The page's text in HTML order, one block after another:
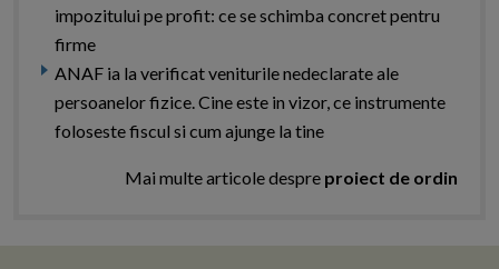
impozitului pe profit: ce se schimba concret pentru
firme
ANAF ia la verificat veniturile nedeclarate ale
persoanelor fizice. Cine este in vizor, ce instrumente
foloseste fiscul si cum ajunge la tine
Mai multe articole despre proiect de ordin